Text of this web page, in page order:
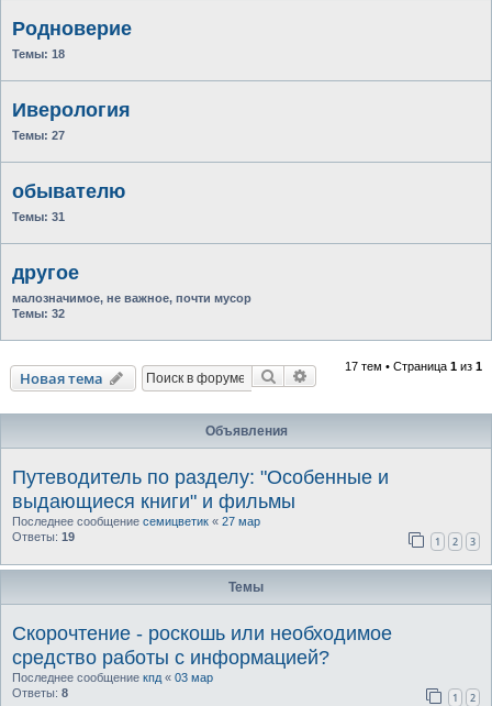
Родноверие
Темы: 18
Иверология
Темы: 27
обывателю
Темы: 31
другое
малозначимое, не важное, почти мусор
Темы: 32
Новая тема Поиск Расширенный поиск
17 тем • Страница 1 из 1
Объявления
Путеводитель по разделу: "Особенные и
выдающиеся книги" и фильмы
Последнее сообщение семицветик « 27 мар
Ответы: 19 1 2 3
Темы
Скорочтение - роскошь или необходимое
средство работы с информацией?
Последнее сообщение кпд « 03 мар
Ответы: 8 1 2